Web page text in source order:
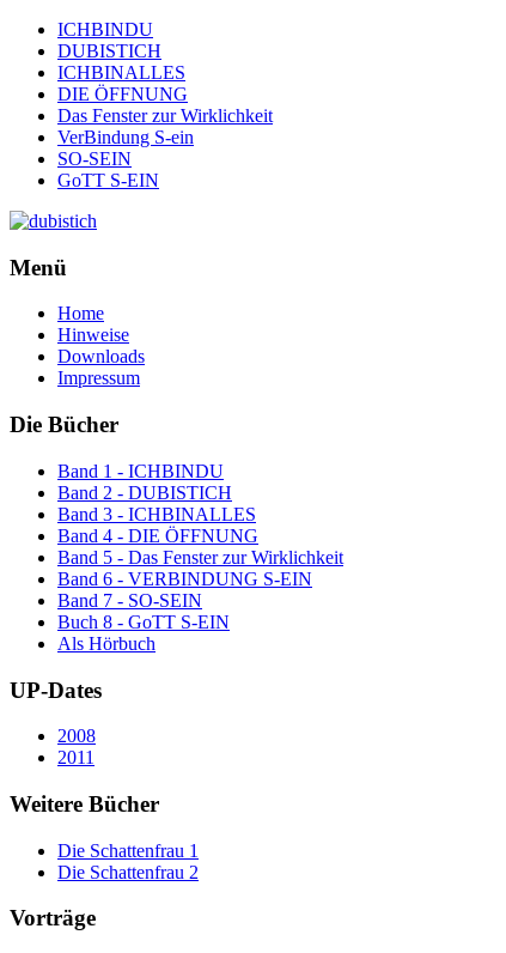
ICHBINDU
DUBISTICH
ICHBINALLES
DIE ÖFFNUNG
Das Fenster zur Wirklichkeit
VerBindung S-ein
SO-SEIN
GoTT S-EIN
Menü
Home
Hinweise
Downloads
Impressum
Die Bücher
Band 1 - ICHBINDU
Band 2 - DUBISTICH
Band 3 - ICHBINALLES
Band 4 - DIE ÖFFNUNG
Band 5 - Das Fenster zur Wirklichkeit
Band 6 - VERBINDUNG S-EIN
Band 7 - SO-SEIN
Buch 8 - GoTT S-EIN
Als Hörbuch
UP-Dates
2008
2011
Weitere Bücher
Die Schattenfrau 1
Die Schattenfrau 2
Vorträge